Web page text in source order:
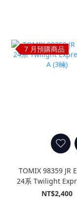
7 月預購商品
TOMIX 98359 JR
24系 Twilight
本A (3輛)
NT$2,400